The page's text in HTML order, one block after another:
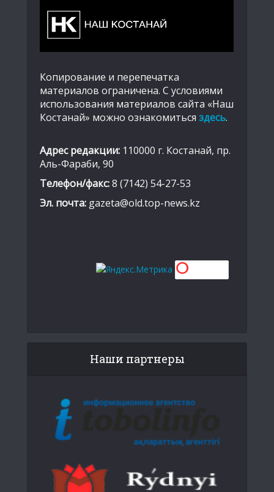
Копирование и перепечатка
материалов ограничена. С условиями
использования материалов сайта «Наш
Костанай» можно ознакомиться здесь.
Адрес редакции: 110000 г. Костанай, пр.
Аль-Фараби, 90
Телефон/факс:8 (7142) 54-27-53
Эл. почта: gazeta@old.top-news.kz
Наши партнеры